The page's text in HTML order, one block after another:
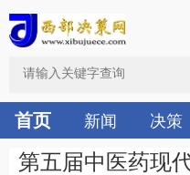
首页 新闻 决策
第五届中医药现